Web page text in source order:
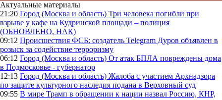
Актуальные материалы
21:20 Город (Москва и область) Три человека погибли при
взрыве у кафе на Кудринской площади – полиция
(ОБНОВЛЕНО, НАК)
09:12 Происшествия ФСБ: создатель Telegram Дуров объявлен в
розыск за содействие терроризму
06:12 Город (Москва и область) От атак БПЛА повреждены дома
в Подмосковье - губернатор
12:13 Город (Москва и область) Жалоба с участием Архнадзора
по защите культурного наследия подана в Верховный суд
09:55 В мире Трамп в обращении к нации назвал Россию, КНР,